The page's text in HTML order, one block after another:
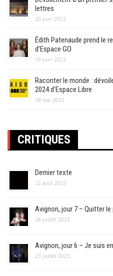
lettres
20 juin 2023
Édith Patenaude prend le
d’Espace GO
19 juin 2023
Raconter le monde :
2024 d’Espace Libre
18 mai 2023
CRITIQUES
Dernier texte
22 août 2023
Avignon, jour 7 – Quitter
28 juillet 2023
Avignon, jour 6 – Je suis
23 juillet 2023